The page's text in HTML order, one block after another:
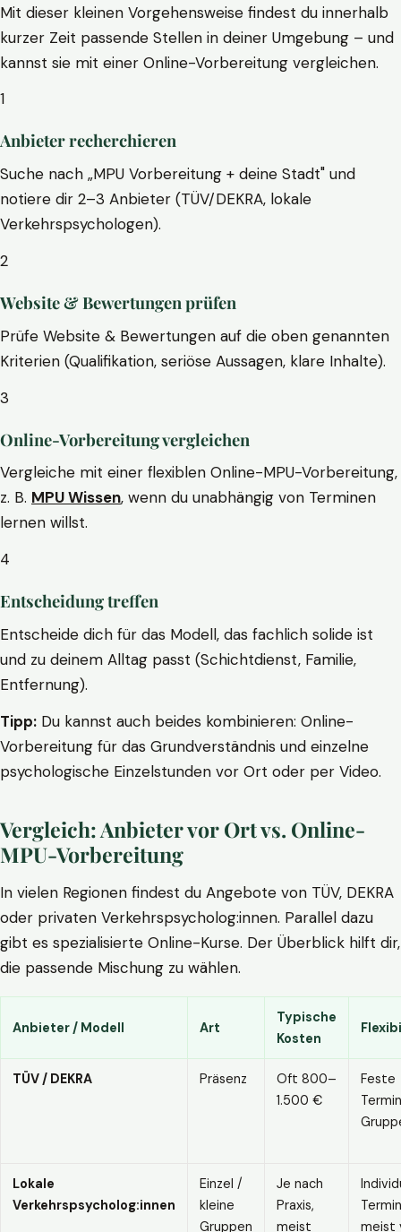
Mit dieser kleinen Vorgehensweise findest du innerhalb
kurzer Zeit passende Stellen in deiner Umgebung – und
kannst sie mit einer Online-Vorbereitung vergleichen.
1
Anbieter recherchieren
Suche nach „MPU Vorbereitung + deine Stadt" und
notiere dir 2–3 Anbieter (TÜV/DEKRA, lokale
Verkehrspsychologen).
2
Website & Bewertungen prüfen
Prüfe Website & Bewertungen auf die oben genannten
Kriterien (Qualifikation, seriöse Aussagen, klare Inhalte).
3
Online-Vorbereitung vergleichen
Vergleiche mit einer flexiblen Online-MPU-Vorbereitung,
z. B. MPU Wissen, wenn du unabhängig von Terminen
lernen willst.
4
Entscheidung treffen
Entscheide dich für das Modell, das fachlich solide ist
und zu deinem Alltag passt (Schichtdienst, Familie,
Entfernung).
Tipp: Du kannst auch beides kombinieren: Online-
Vorbereitung für das Grundverständnis und einzelne
psychologische Einzelstunden vor Ort oder per Video.
Vergleich: Anbieter vor Ort vs. Online-
MPU-Vorbereitung
In vielen Regionen findest du Angebote von TÜV, DEKRA
oder privaten Verkehrspsycholog:innen. Parallel dazu
gibt es spezialisierte Online-Kurse. Der Überblick hilft dir,
die passende Mischung zu wählen.
Anbieter / Modell Art
Typische
Kosten
TÜV / DEKRA Präsenz
Oft 800–
1.500 €
Feste
Lokale
Verkehrspsycholog:innen
Einzel /
kleine
Gruppen
Je nach
Praxis,
meist
meist